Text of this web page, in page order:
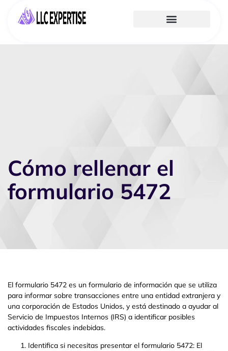
Cómo rellenar el
formulario 5472
El formulario 5472 es un formulario de información que se utiliza
para informar sobre transacciones entre una entidad extranjera y
una corporación de Estados Unidos, y está destinado a ayudar al
Servicio de Impuestos Internos (IRS) a identificar posibles
actividades fiscales indebidas.
Identifica si necesitas presentar el formulario 5472: El